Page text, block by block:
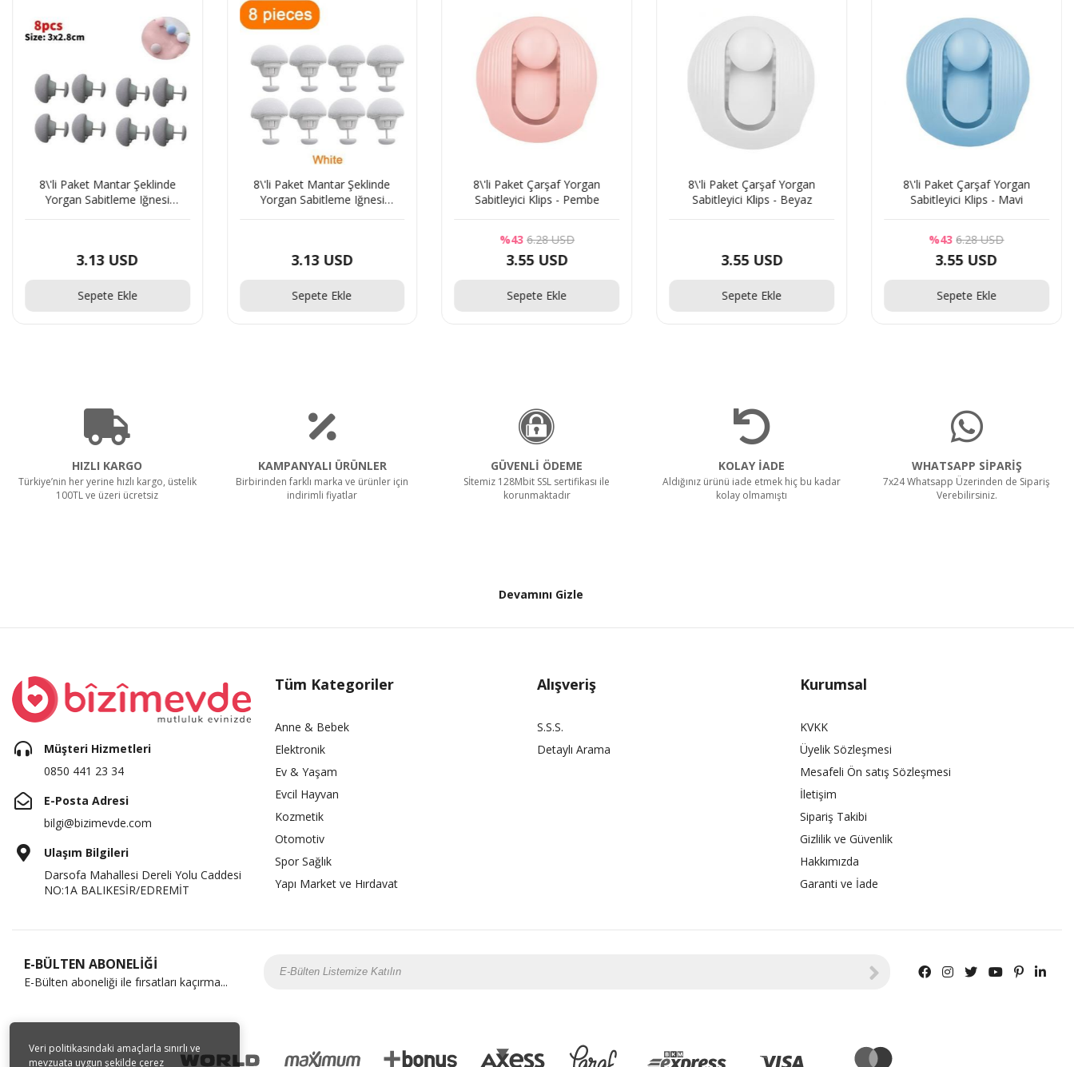
Veri politikasındaki amaçlarla sınırlı ve
mevzuata uygun şekilde çerez
Mantar Şeklinde
Sabitleme Iğnesi
8\'li Paket Mantar Şeklinde
Yorgan Sabitleme Iğnesi
8\'li Paket Çarşaf Yorgan
Sabitleyici Klips - Pembe
8\'li Paket Çarşaf Yorgan
Sabitleyici Klips - Beyaz
8\'li Paket Çarşaf Yorgan
Sabitleyici Klips - Mavi
6.28 USD
HIZLI KARGO
Türkiye’nin her yerine hızlı kargo, üstelik
100TL ve üzeri ücretsiz
KAMPANYALI ÜRÜNLER
Birbirinden farklı marka ve ürünler için
indirimli fiyatlar
GÜVENLİ ÖDEME
Sİtemiz 128Mbit SSL sertifikası ile
korunmaktadır
KOLAY İADE
Aldığınız ürünü iade etmek hiç bu kadar
kolay olmamıştı
WHATSAPP SİPARİŞ
7x24 Whatsapp Üzerinden de Sipariş
Verebilirsiniz.
Devamını Gizle
Müşteri Hizmetleri
0850 441 23 34
E-Posta Adresi
bilgi@bizimevde.com
Ulaşım Bilgileri
Darsofa Mahallesi Dereli Yolu Caddesi
NO:1A BALIKESİR/EDREMİT
Tüm Kategoriler
Anne & Bebek
Elektronik
Ev & Yaşam
Evcil Hayvan
Kozmetik
Otomotiv
Spor Sağlık
Yapı Market ve Hırdavat
Alışveriş
S.S.S.
Detaylı Arama
Kurumsal
KVKK
Üyelik Sözleşmesi
Mesafeli Ön satış Sözleşmesi
İletişim
Sipariş Takibi
Gizlilik ve Güvenlik
Hakkımızda
Garanti ve İade
E-BÜLTEN ABONELİĞİ
E-Bülten aboneliği ile fırsatları kaçırma...